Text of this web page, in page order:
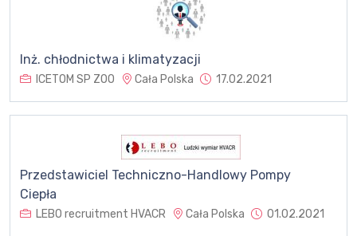
Inż. chłodnictwa i klimatyzacji
ICETOM SP ZOO Cała Polska 17.02.2021
Przedstawiciel Techniczno-Handlowy Pompy
Ciepła
LEBO recruitment HVACR Cała Polska 01.02.2021